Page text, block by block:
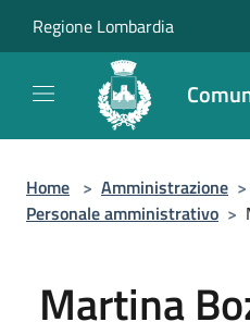
Regione Lombardia
Home > Amministrazione >
Personale amministrativo >
Martina